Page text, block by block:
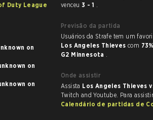
Duty League
on
on
on
venceu 3 - 1 .
Previsão da partida
Los Angeles Thieves com
G2 Minnesota .
Onde assistir
Assista Los Angeles Thieves
Twitch and Youtube. Para
Calendário de partidas de